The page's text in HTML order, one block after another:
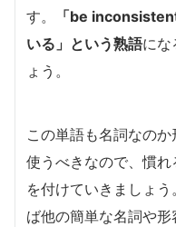
す。
「be
いる」という熟語にな
ょう。
この単語も名詞なの
使うべきなので、慣
を付けていきましょ
ば他の簡単な名詞や